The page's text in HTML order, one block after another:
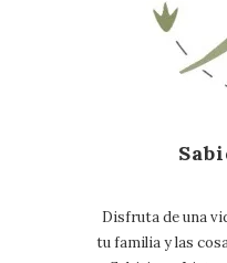
Disfruta de una
tu familia y las